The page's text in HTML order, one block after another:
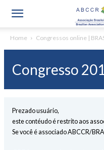
Home Congressos online |
Congresso
Prezado usuário,
este contéudo é restrito aos
Se você é associado ABCCR/